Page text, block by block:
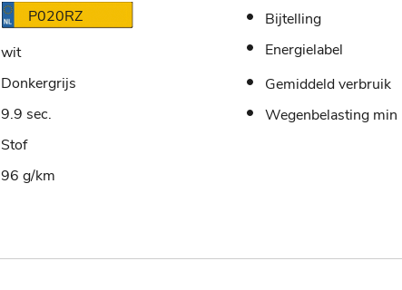
P020RZ
wit
Donkergrijs
9.9 sec.
Stof
96 g/km
Bijtelling
Energielabel
Gemiddeld verbruik
Wegenbelasting min